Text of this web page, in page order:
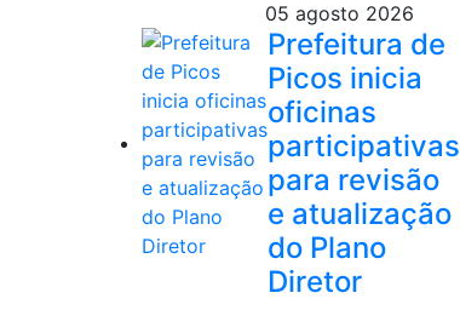
05 agosto 2026
Prefeitura de
Picos inicia
oficinas
participativas
para revisão
e atualização
do Plano
Diretor